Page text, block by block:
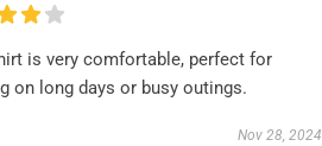
is very comfortable, perfect for
on long days or busy outings.
Nov 28, 2024